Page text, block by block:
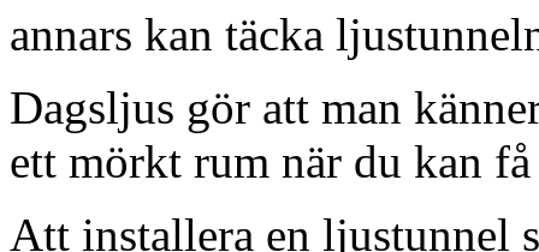
annars kan täcka
Dagsljus gör att man
ett mörkt rum när du kan
Att installera en ljustunnel